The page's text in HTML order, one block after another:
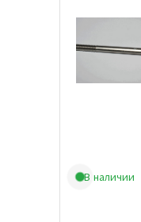
В наличии